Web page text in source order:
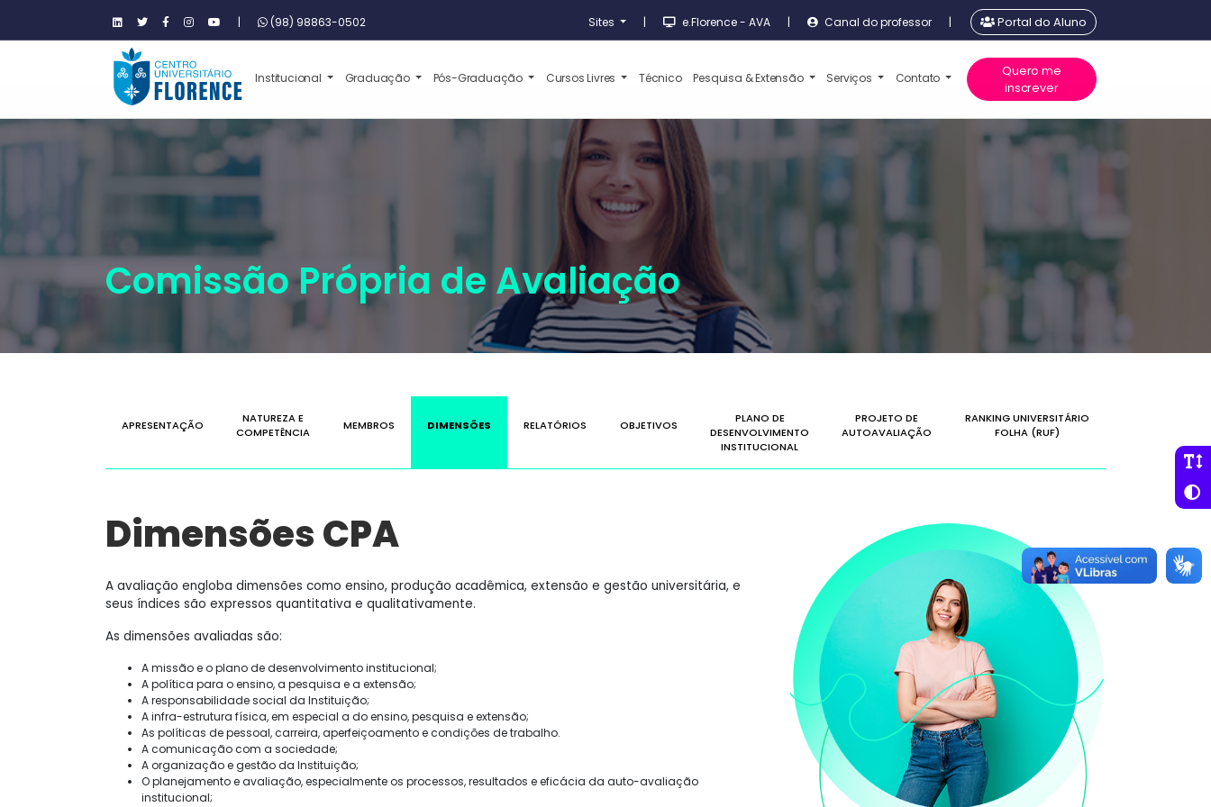
| (98) 98863-0502 Sites | e.Florence - AVA | Canal do professor | Portal do Aluno
Institucional Graduação Pós-Graduação Cursos Livres Técnico Pesquisa & Extensão Serviços Contato
Quero me
inscrever
Comissão Própria de Avaliação
APRESENTAÇÃO
NATUREZA E
COMPETÊNCIA
MEMBROS DIMENSÕES RELATÓRIOS OBJETIVOS
PLANO DE
DESENVOLVIMENTO
INSTITUCIONAL
PROJETO DE
AUTOAVALIAÇÃO
RANKING UNIVERSITÁRIO
FOLHA (RUF)
Dimensões CPA
A avaliação engloba dimensões como ensino, produção acadêmica, extensão e gestão universitária, e
seus índices são expressos quantitativa e qualitativamente.
As dimensões avaliadas são:
A missão e o plano de desenvolvimento institucional;
A política para o ensino, a pesquisa e a extensão;
A responsabilidade social da Instituição;
A infra-estrutura física, em especial a do ensino, pesquisa e extensão;
As políticas de pessoal, carreira, aperfeiçoamento e condições de trabalho.
A comunicação com a sociedade;
A organização e gestão da Instituição;
O planejamento e avaliação, especialmente os processos, resultados e eficácia da auto-avaliação
institucional;